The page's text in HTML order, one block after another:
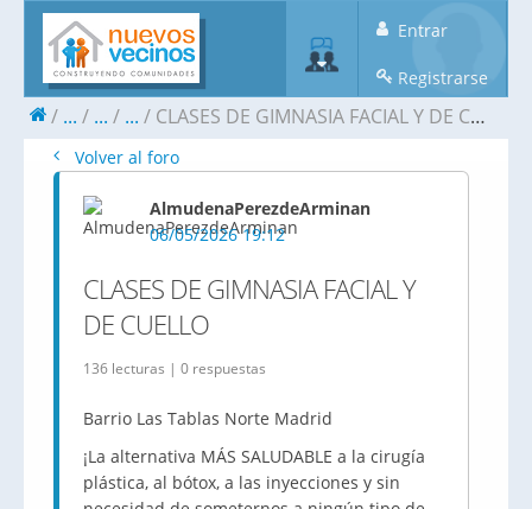
Entrar
Registrarse
... ... ... CLASES DE GIMNASIA FACIAL Y DE CUELLO
Volver al foro
AlmudenaPerezdeArminan
06/05/2026 19:12
CLASES DE GIMNASIA FACIAL Y
DE CUELLO
136 lecturas | 0 respuestas
Barrio Las Tablas Norte Madrid
¡La alternativa MÁS SALUDABLE a la cirugía
plástica, al bótox, a las inyecciones y sin